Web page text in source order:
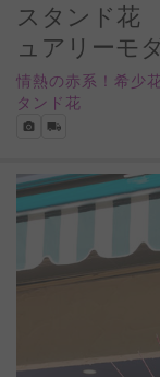
スタンド花
ュアリーモ
情熱の赤系！希少
タンド花